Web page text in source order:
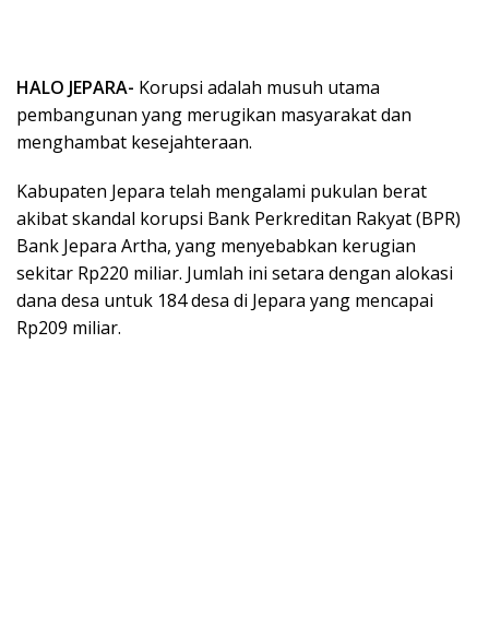
HALO JEPARA- Korupsi adalah musuh utama
pembangunan yang merugikan masyarakat dan
menghambat kesejahteraan.
Kabupaten Jepara telah mengalami pukulan berat
akibat skandal korupsi Bank Perkreditan Rakyat (BPR)
Bank Jepara Artha, yang menyebabkan kerugian
sekitar Rp220 miliar. Jumlah ini setara dengan alokasi
dana desa untuk 184 desa di Jepara yang mencapai
Rp209 miliar.